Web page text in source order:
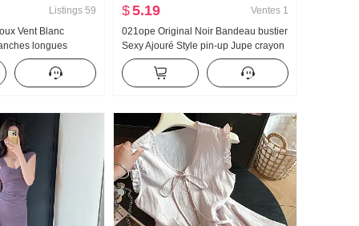
Listings 59
Vent Blanc
longues
Début de
Cintré
$5.19 Ventes 1
021ope Original Noir Bandeau bustier
Sexy Ajouré Style pin-up Jupe crayon
Acétate Jours Soie Court Robe